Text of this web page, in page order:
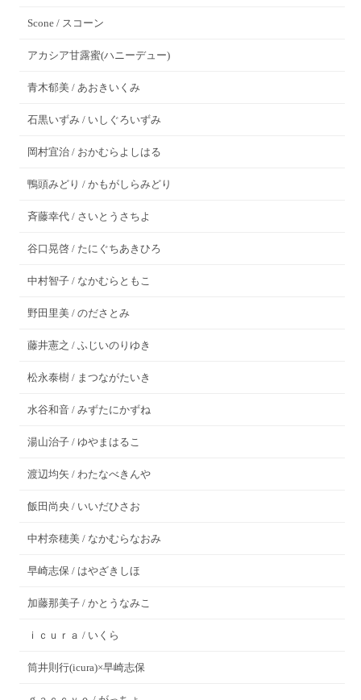
Scone / スコーン
アカシア甘露蜜(ハニーデュー)
青木郁美 / あおきいくみ
石黒いずみ / いしぐろいずみ
岡村宜治 / おかむらよしはる
鴨頭みどり / かもがしらみどり
斉藤幸代 / さいとうさちよ
谷口晃啓 / たにぐちあきひろ
中村智子 / なかむらともこ
野田里美 / のださとみ
藤井憲之 / ふじいのりゆき
松永泰樹 / まつながたいき
水谷和音 / みずたにかずね
湯山治子 / ゆやまはるこ
渡辺均矢 / わたなべきんや
飯田尚央 / いいだひさお
中村奈穂美 / なかむらなおみ
早崎志保 / はやざきしほ
加藤那美子 / かとうなみこ
ｉｃｕｒａ / いくら
筒井則行(icura)×早崎志保